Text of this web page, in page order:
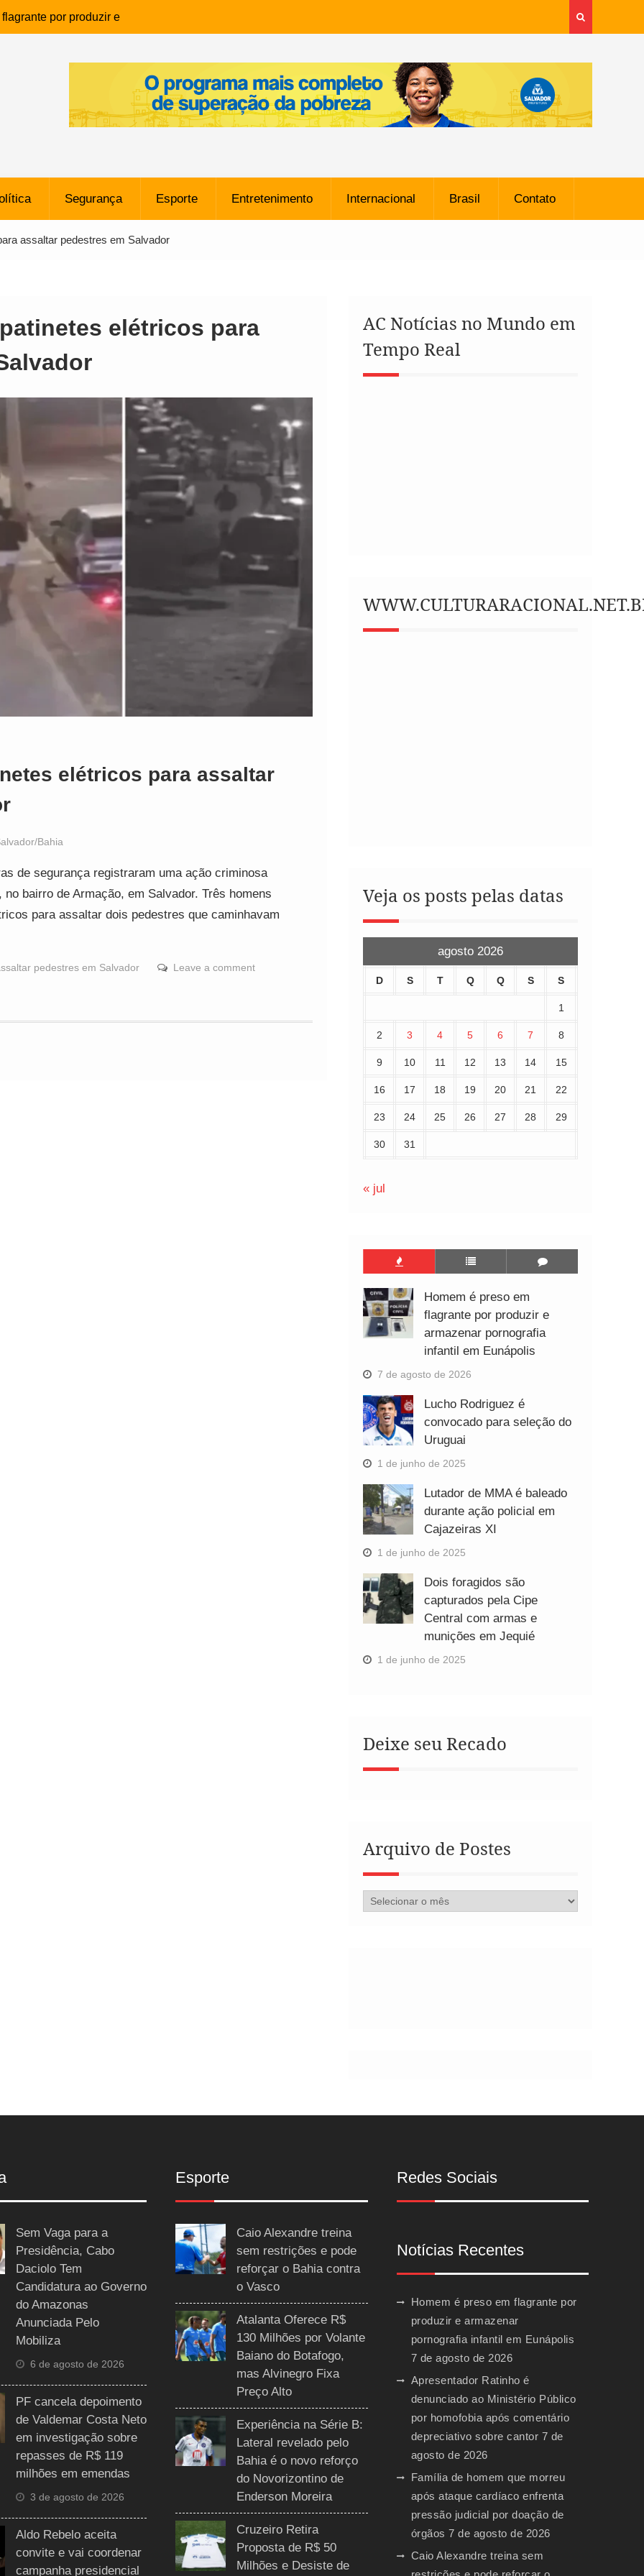
por produzir e
infantil em Eunápolis
morreu após ataque
sem restrições e pode
o Vasco
SpaceX Colide com a Lua
Metros, Afirma a Nasa
Segurança Esporte Entretenimento Internacional Brasil Contato
assaltar pedestres em Salvador
elétricos para
elétricos para assaltar
Bahia
de segurança registraram uma ação criminosa
bairro de Armação, em Salvador. Três homens
para assaltar dois pedestres que caminhavam
pedestres em Salvador Leave a comment
AC Notícias no Mundo em
Tempo Real
Veja os posts pelas datas
agosto 2026
D S T Q Q S S
1
2 3 4 5 6 7 8
9 10 11 12 13 14 15
16 17 18 19 20 21 22
23 24 25 26 27 28 29
30 31
« jul
Homem é preso em
flagrante por produzir e
armazenar pornografia
infantil em Eunápolis
7 de agosto de 2026
Lucho Rodriguez é
convocado para seleção do
Uruguai
1 de junho de 2025
Lutador de MMA é baleado
durante ação policial em
Cajazeiras XI
1 de junho de 2025
Dois foragidos são
capturados pela Cipe
Central com armas e
munições em Jequié
1 de junho de 2025
Deixe seu Recado
Arquivo de Postes
Arquivo
Sem Vaga para a
Presidência, Cabo
Daciolo Tem
Candidatura ao Governo
do Amazonas
Anunciada Pelo
Mobiliza
6 de agosto de 2026
PF cancela depoimento
de Valdemar Costa Neto
em investigação sobre
repasses de R$ 119
milhões em emendas
3 de agosto de 2026
Aldo Rebelo aceita
convite e vai coordenar
campanha presidencial
Esporte
Caio Alexandre treina
sem restrições e pode
reforçar o Bahia contra
o Vasco
Atalanta Oferece R$
130 Milhões por Volante
Baiano do Botafogo,
mas Alvinegro Fixa
Preço Alto
Experiência na Série B:
Lateral revelado pelo
Bahia é o novo reforço
do Novorizontino de
Enderson Moreira
Cruzeiro Retira
Proposta de R$ 50
Milhões e Desiste de
Redes Sociais
Notícias Recentes
Homem é preso em flagrante por
produzir e armazenar
pornografia infantil em Eunápolis
7 de agosto de 2026
Apresentador Ratinho é
denunciado ao Ministério Público
por homofobia após comentário
depreciativo sobre cantor 7 de
agosto de 2026
Família de homem que morreu
após ataque cardíaco enfrenta
pressão judicial por doação de
órgãos 7 de agosto de 2026
Caio Alexandre treina sem